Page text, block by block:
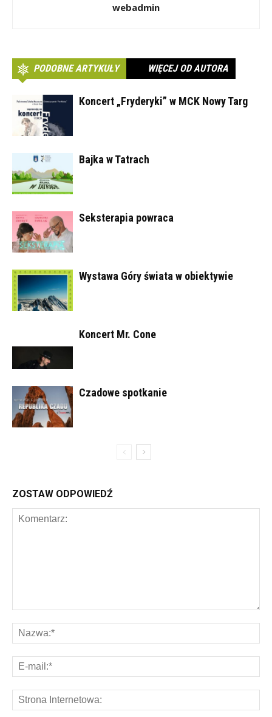
webadmin
PODOBNE ARTYKUŁY WIĘCEJ OD AUTORA
Koncert „Fryderyki” w MCK Nowy Targ
Bajka w Tatrach
Seksterapia powraca
Wystawa Góry świata w obiektywie
Koncert Mr. Cone
Czadowe spotkanie
ZOSTAW ODPOWIEDŹ